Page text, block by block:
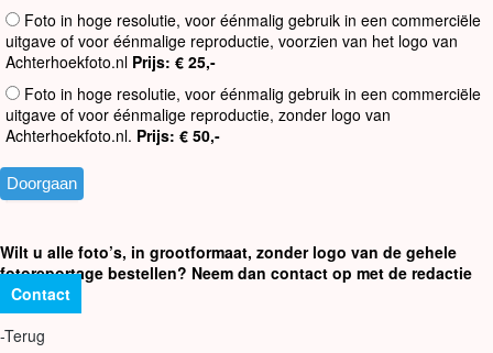
Foto in hoge resolutie, voor éénmalig gebruik in een commerciële
uitgave of voor éénmalige reproductie, voorzien van het logo van
Achterhoekfoto.nl Prijs: € 25,-
Foto in hoge resolutie, voor éénmalig gebruik in een commerciële
uitgave of voor éénmalige reproductie, zonder logo van
Achterhoekfoto.nl. Prijs: € 50,-
Wilt u alle foto’s, in grootformaat, zonder logo van de gehele
fotoreportage bestellen? Neem dan contact op met de redactie
Contact
-Terug